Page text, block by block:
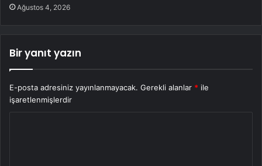
Ağustos 4, 2026
Bir yanıt yazın
E-posta adresiniz yayınlanmayacak. Gerekli alanlar * ile
işaretlenmişlerdir